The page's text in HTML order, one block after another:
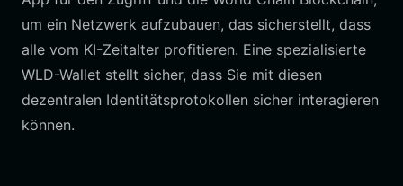
um ein Netzwerk aufzubauen, das sicherstellt, dass
alle vom KI-Zeitalter profitieren. Eine spezialisierte
WLD-Wallet stellt sicher, dass Sie mit diesen
dezentralen Identitätsprotokollen sicher interagieren
können.